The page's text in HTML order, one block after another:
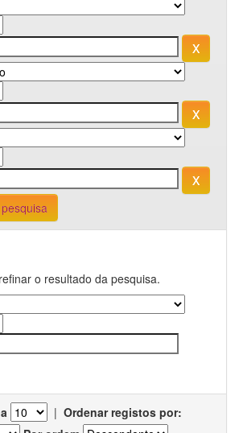
o resultado da pesquisa.
| Ordenar registos por: